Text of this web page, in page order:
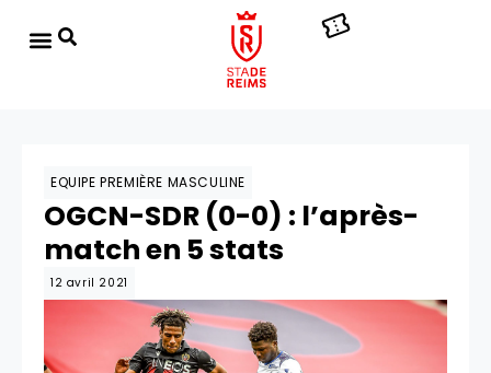
EQUIPE PREMIÈRE MASCULINE
OGCN-SDR (0-0) : l’après-
match en 5 stats
12 avril 2021